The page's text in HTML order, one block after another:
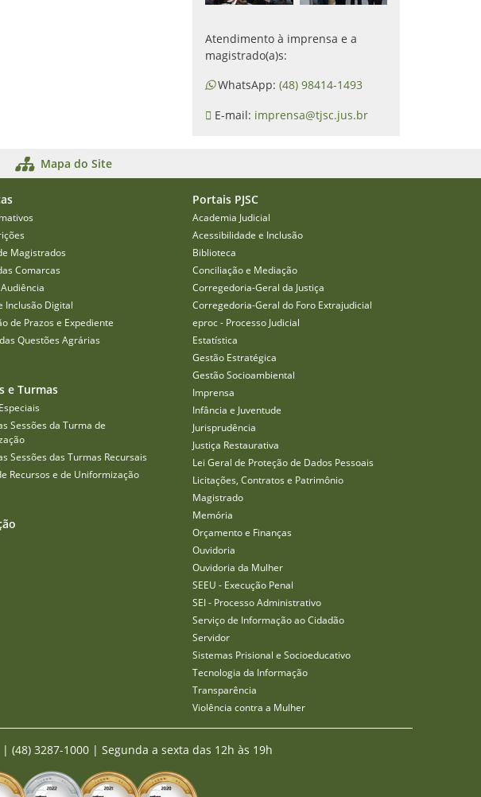
Atendimento à imprensa e a
magistrado(a)s:
WhatsApp: (48) 98414-1493
E-mail: imprensa@tjsc.jus.br
Mapa do Site
Magistrados
Comarcas
Inclusão Digital
de Prazos e Expediente
Questões Agrárias
e Turmas
Sessões da Turma de
Sessões das Turmas Recursais
Recursos e de Uniformização
Portais PJSC
Academia Judicial
Acessibilidade e Inclusão
Biblioteca
Conciliação e Mediação
Corregedoria-Geral da Justiça
Corregedoria-Geral do Foro Extrajudicial
eproc - Processo Judicial
Estatística
Gestão Estratégica
Gestão Socioambiental
Imprensa
Infância e Juventude
Jurisprudência
Justiça Restaurativa
Lei Geral de Proteção de Dados Pessoais
Licitações, Contratos e Patrimônio
Magistrado
Memória
Orçamento e Finanças
Ouvidoria
Ouvidoria da Mulher
SEEU - Execução Penal
SEI - Processo Administrativo
Serviço de Informação ao Cidadão
Servidor
Sistemas Prisional e Socioeducativo
Tecnologia da Informação
Transparência
Violência contra a Mulher
| (48) 3287-1000 | Segunda a sexta das 12h às 19h